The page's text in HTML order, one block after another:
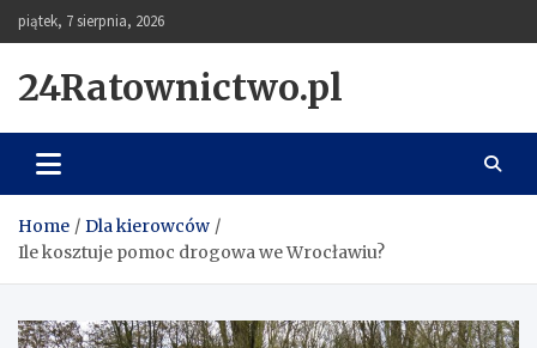
Skip
to
piątek, 7 sierpnia, 2026
24Ratownictwo.pl
Home
Dla kierowców
Ile kosztuje pomoc drogowa we Wrocławiu?